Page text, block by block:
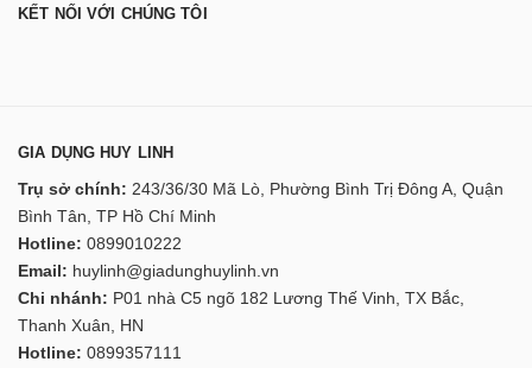
KẾT NỐI VỚI CHÚNG TÔI
GIA DỤNG HUY LINH
Trụ sở chính: 243/36/30 Mã Lò, Phường Bình Trị Đông A, Quận
Bình Tân, TP Hồ Chí Minh
Hotline: 0899010222
Email: huylinh@giadunghuylinh.vn
Chi nhánh: P01 nhà C5 ngõ 182 Lương Thế Vinh, TX Bắc,
Thanh Xuân, HN
Hotline: 0899357111